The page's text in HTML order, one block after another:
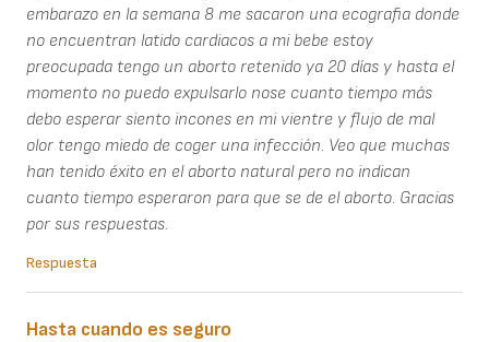
embarazo en la semana 8 me sacaron una ecografia donde
no encuentran latido cardiacos a mi bebe estoy
preocupada tengo un aborto retenido ya 20 días y hasta el
momento no puedo expulsarlo nose cuanto tiempo más
debo esperar siento incones en mi vientre y flujo de mal
olor tengo miedo de coger una infección. Veo que muchas
han tenido éxito en el aborto natural pero no indican
cuanto tiempo esperaron para que se de el aborto. Gracias
por sus respuestas.
Respuesta
Hasta cuando es seguro